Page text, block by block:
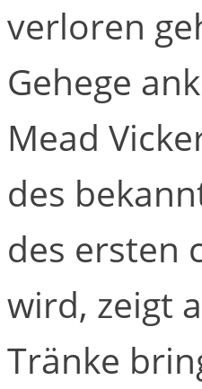
verloren
Gehege
Mead
des
des ersten
wird, zeigt
Tränke